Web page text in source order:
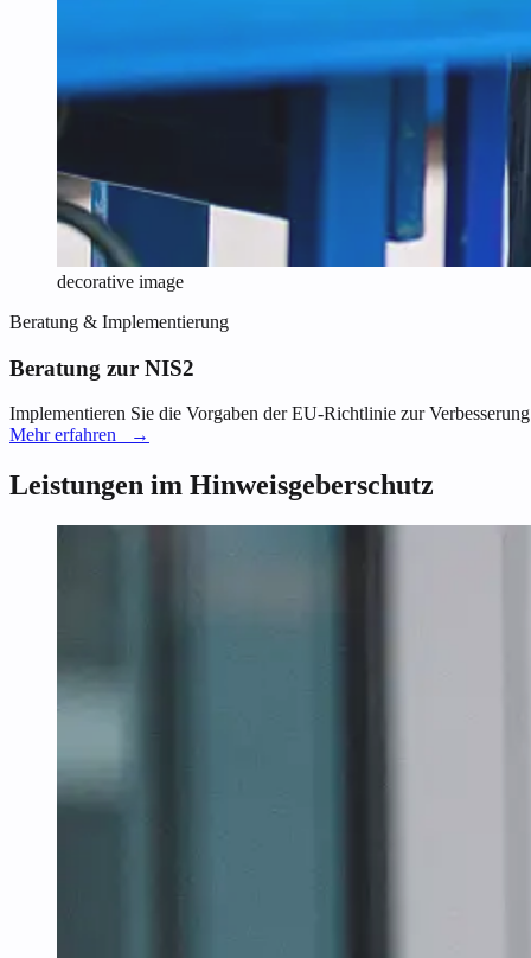
decorative image
Beratung & Implementierung
Beratung zur NIS2
Implementieren Sie die Vorgaben der EU-Richtlinie zur
Mehr erfahren
→
Leistungen im Hinweisgeberschutz